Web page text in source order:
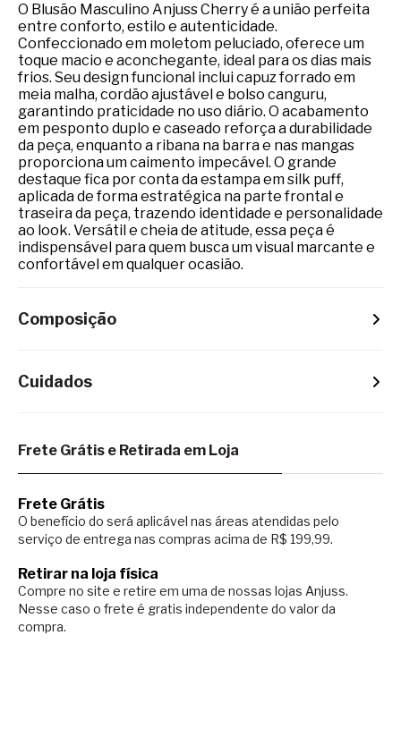
O Blusão Masculino Anjuss Cherry é a união perfeita
entre conforto, estilo e autenticidade.
Confeccionado em moletom peluciado, oferece um
toque macio e aconchegante, ideal para os dias mais
frios. Seu design funcional inclui capuz forrado em
meia malha, cordão ajustável e bolso canguru,
garantindo praticidade no uso diário. O acabamento
em pesponto duplo e caseado reforça a durabilidade
da peça, enquanto a ribana na barra e nas mangas
proporciona um caimento impecável. O grande
destaque fica por conta da estampa em silk puff,
aplicada de forma estratégica na parte frontal e
traseira da peça, trazendo identidade e personalidade
ao look. Versátil e cheia de atitude, essa peça é
indispensável para quem busca um visual marcante e
confortável em qualquer ocasião.
Composição
Cuidados
Frete Grátis e Retirada em Loja
Frete Grátis
O benefício do será aplicável nas áreas atendidas pelo
serviço de entrega nas compras acima de R$ 199,99.
Retirar na loja física
Compre no site e retire em uma de nossas lojas Anjuss.
Nesse caso o frete é gratis independente do valor da
compra.